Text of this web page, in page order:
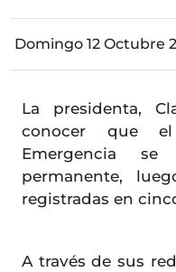
Domingo 12 Octubre
La presidenta,
conocer que
Emergencia
permanente,
registradas en
A través de sus